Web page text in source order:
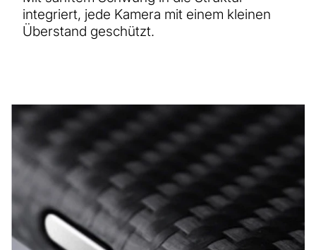
integriert, jede Kamera mit einem kleinen
Überstand geschützt.